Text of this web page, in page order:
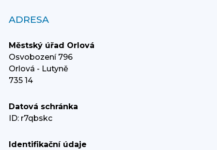
ADRESA
Městský úřad Orlová
Osvobození 796
Orlová - Lutyně
735 14
Datová schránka
ID: r7qbskc
Identifikační údaje